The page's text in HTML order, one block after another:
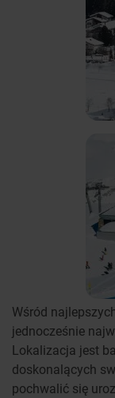
Wśród
jednocześnie
Lokalizacja jest
doskonalących
pochwalić się